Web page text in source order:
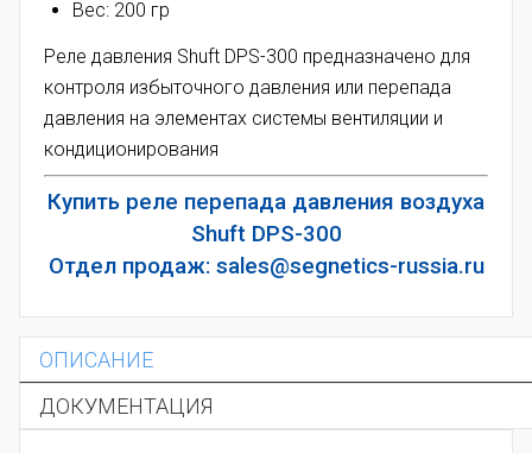
Вес: 200 гр
Реле давления Shuft DPS-300 предназначено для
контроля избыточного давления или перепада
давления на элементах системы вентиляции и
кондиционирования
Купить реле перепада давления воздуха
Shuft DPS-300
Отдел продаж: sales@segnetics-russia.ru
ОПИСАНИЕ
ДОКУМЕНТАЦИЯ